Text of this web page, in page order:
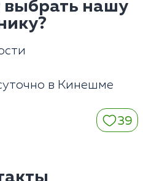
выбрать нашу
в Кинешме
39